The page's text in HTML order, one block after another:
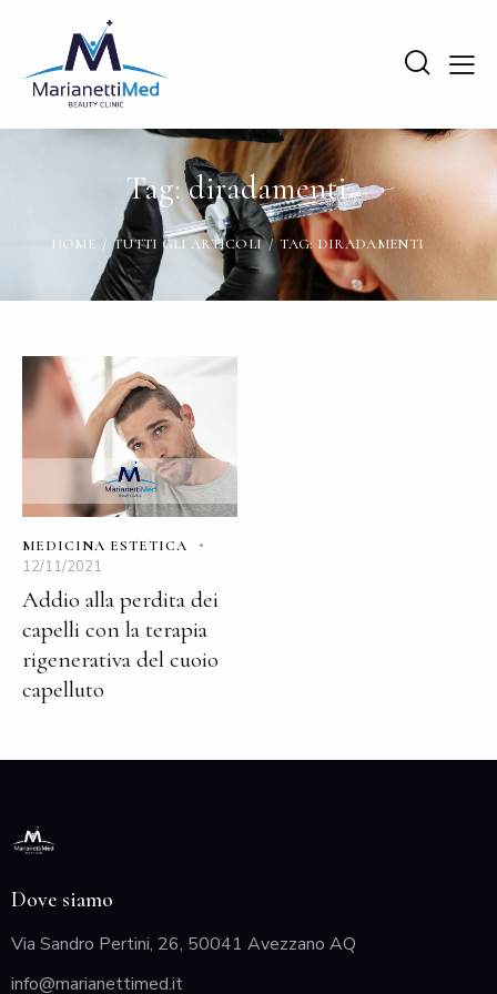
Tag: diradamenti
HOME TUTTI GLI ARTICOLI TAG: DIRADAMENTI
MEDICINA ESTETICA
12/11/2021
Addio alla perdita dei
capelli con la terapia
rigenerativa del cuoio
capelluto
Dove siamo
Via Sandro Pertini, 26, 50041 Avezzano AQ
info@marianettimed.it